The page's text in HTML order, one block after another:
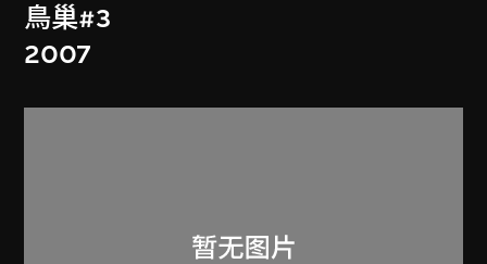
鳥巢#3
2007